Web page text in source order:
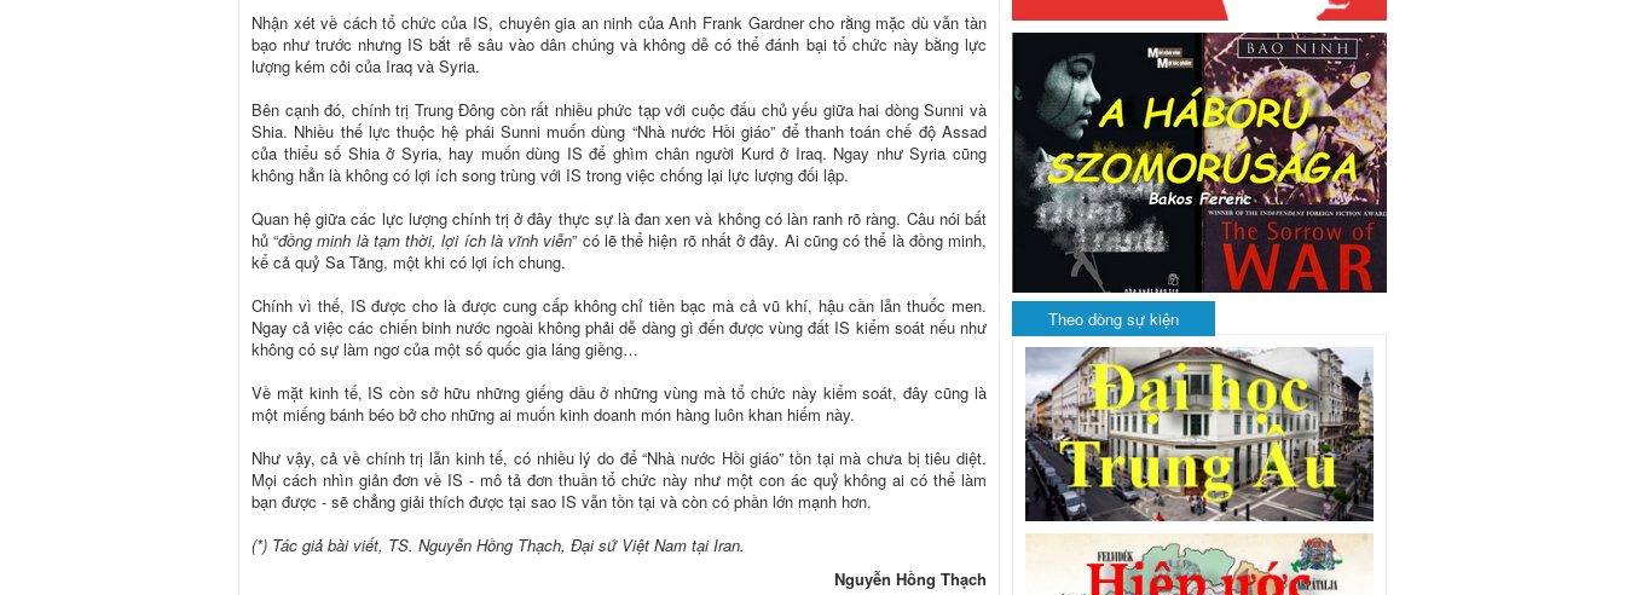
Nhận xét về cách tổ chức của IS, chuyên gia an ninh của Anh Frank Gardner cho rằng mặc dù vẫn tàn
bạo như trước nhưng IS bắt rễ sâu vào dân chúng và không dễ có thể đánh bại tổ chức này bằng lực
lượng kém cỏi của Iraq và Syria.
Bên cạnh đó, chính trị Trung Đông còn rất nhiều phức tạp với cuộc đấu chủ yếu giữa hai dòng Sunni và
Shia. Nhiều thế lực thuộc hệ phái Sunni muốn dùng “Nhà nước Hồi giáo” để thanh toán chế độ Assad
của thiểu số Shia ở Syria, hay muốn dùng IS để ghìm chân người Kurd ở Iraq. Ngay như Syria cũng
không hẳn là không có lợi ích song trùng với IS trong việc chống lại lực lượng đối lập.
Quan hệ giữa các lực lượng chính trị ở đây thực sự là đan xen và không có làn ranh rõ ràng. Câu nói bất
hủ “đồng minh là tạm thời, lợi ích là vĩnh viễn” có lẽ thể hiện rõ nhất ở đây. Ai cũng có thể là đồng minh,
kể cả quỷ Sa Tăng, một khi có lợi ích chung.
Chính vì thế, IS được cho là được cung cấp không chỉ tiền bạc mà cả vũ khí, hậu cần lẫn thuốc men.
Ngay cả việc các chiến binh nước ngoài không phải dễ dàng gì đến được vùng đất IS kiểm soát nếu như
không có sự làm ngơ của một số quốc gia láng giềng…
Về mặt kinh tế, IS còn sở hữu những giếng dầu ở những vùng mà tổ chức này kiểm soát, đây cũng là
một miếng bánh béo bở cho những ai muốn kinh doanh món hàng luôn khan hiếm này.
Như vậy, cả về chính trị lẫn kinh tế, có nhiều lý do để “Nhà nước Hồi giáo” tồn tại mà chưa bị tiêu diệt.
Mọi cách nhìn giản đơn về IS - mô tả đơn thuần tổ chức này như một con ác quỷ không ai có thể làm
bạn được - sẽ chẳng giải thích được tại sao IS vẫn tồn tại và còn có phần lớn mạnh hơn.
(*) Tác giả bài viết, TS. Nguyễn Hồng Thạch, Đại sứ Việt Nam tại Iran.
Nguyễn Hồng Thạch
Theo dòng sự kiện